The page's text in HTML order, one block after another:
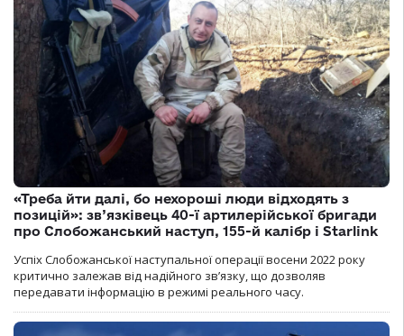
«Треба йти далі, бо нехороші люди відходять з
позицій»: зв’язківець 40-ї артилерійської бригади
про Слобожанський наступ, 155-й калібр і Starlink
Успіх Слобожанської наступальної операції восени 2022 року
критично залежав від надійного зв’язку, що дозволяв
передавати інформацію в режимі реального часу.